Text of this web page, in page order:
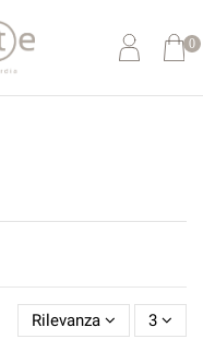
0
Rilevanza 3